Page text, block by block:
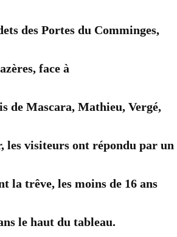
des Portes du Comminges,
face à
de Mascara, Mathieu, Vergé,
les visiteurs ont répondu par un
la trêve, les moins de 16 ans
le haut du tableau.